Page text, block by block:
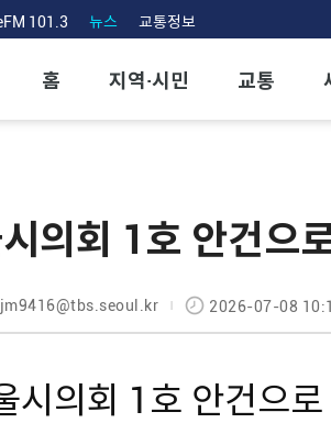
101.3 뉴스 교통정보
홈 지역·시민 교통
의회 1호 안건으
2026-07-08
시의회 1호 안건으